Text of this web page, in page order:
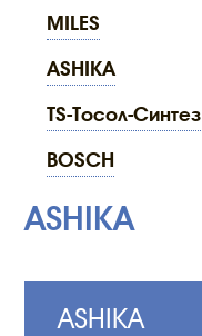
ASHIKA
ASHIKA
MILES
ASHIKA
TS-Тосол-Синтез
BOSCH